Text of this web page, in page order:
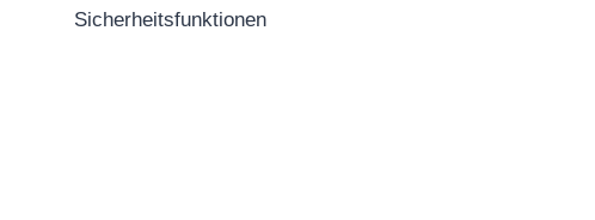
Sicherheitsfunktionen